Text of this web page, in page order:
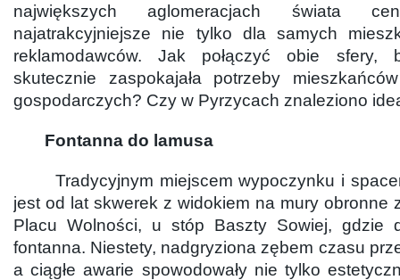
największych aglomeracjach świata
najatrakcyjniejsze nie tylko dla samych
reklamodawców. Jak połączyć obie sfery,
skutecznie zaspokajała potrzeby
gospodarczych? Czy w Pyrzycach znaleziono
Fontanna do lamusa
Tradycyjnym miejscem wypoczynku i
jest od lat skwerek z widokiem na mury obronne
Placu Wolności, u stóp Baszty Sowiej, gdzie
fontanna. Niestety, nadgryziona zębem czasu
a ciągłe awarie spowodowały nie tylko